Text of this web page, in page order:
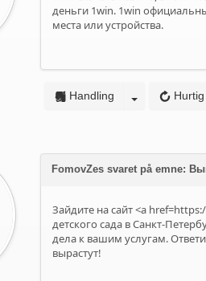
деньги 1win. 1win
места или устройства.
Handling
FomovZes svaret på emne:
Зайдите на сайт <a
детского сада в Санкт-
дела к вашим услугам.
вырастут!